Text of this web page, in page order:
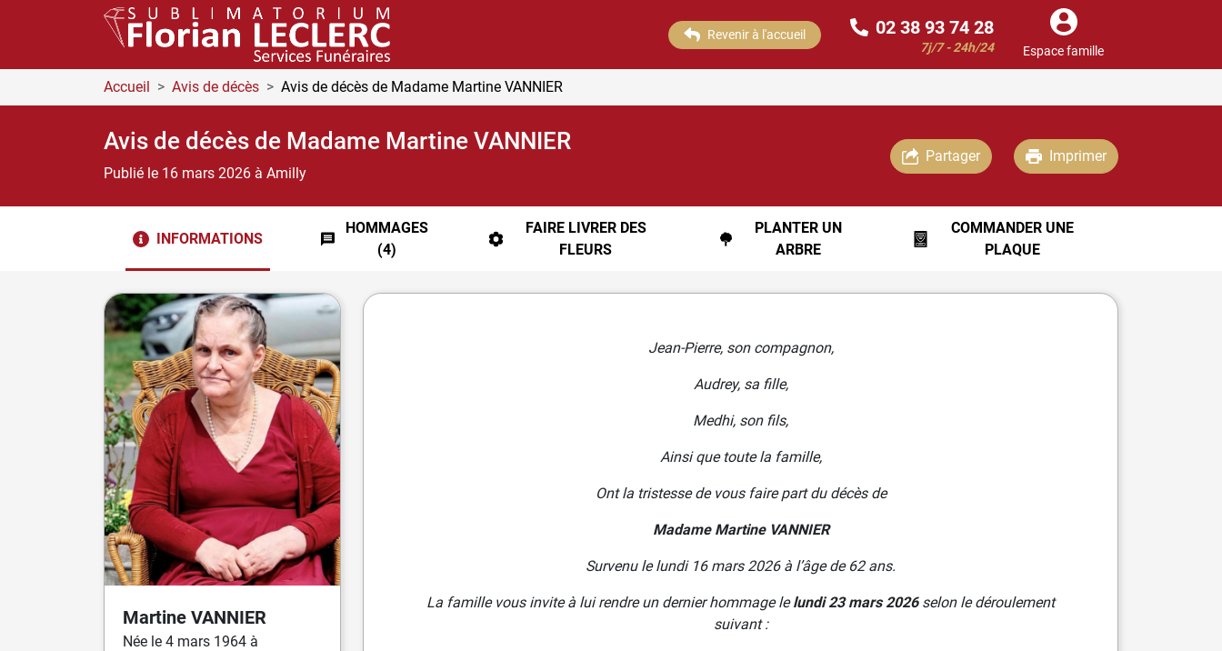
Revenir à l'accueil 02 38 93 74 28
7j/7 - 24h/24 Espace famille
Accueil Avis de décès Avis de décès de Madame Martine VANNIER
Avis de décès de Madame Martine VANNIER
Publié le 16 mars 2026 à Amilly
Partager Imprimer
INFORMATIONS
HOMMAGES
(4)
FAIRE LIVRER DES
FLEURS
PLANTER UN
ARBRE
COMMANDER UNE
PLAQUE
Martine VANNIER
Née le 4 mars 1964 à
Jean-Pierre, son compagnon,
Audrey, sa fille,
Medhi, son fils,
Ainsi que toute la famille,
Ont la tristesse de vous faire part du décès de
Madame Martine VANNIER
Survenu le lundi 16 mars 2026 à l’âge de 62 ans.
La famille vous invite à lui rendre un dernier hommage lelundi 23 mars 2026 selon le déroulement
suivant :